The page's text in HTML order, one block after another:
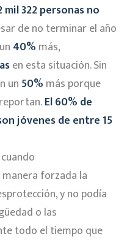
mil 322personas no
de no terminar el año
40% más,
en esta situación. Sin
un 50% más porque
El 60% de
jóvenes de entre 15
forzada la
y no podía
o las
todo el tiempo que